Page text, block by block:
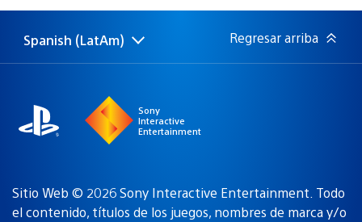
publicación:
Elige
Región
Spanish (LatAm) Regresar arriba
Sony
Interactive
Entertainment
Sitio Web © 2026 Sony Interactive Entertainment. Todo
el contenido, títulos de los juegos, nombres de marca y/o